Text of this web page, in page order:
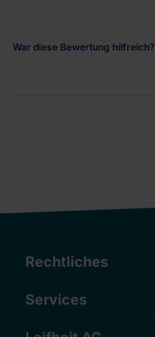
War diese Bewertung hilfreich?
Rechtliches
Services